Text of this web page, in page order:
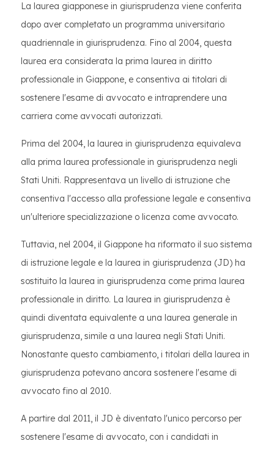
La laurea giapponese in giurisprudenza viene conferita
dopo aver completato un programma universitario
quadriennale in giurisprudenza. Fino al 2004, questa
laurea era considerata la prima laurea in diritto
professionale in Giappone, e consentiva ai titolari di
sostenere l'esame di avvocato e intraprendere una
carriera come avvocati autorizzati.​
Prima del 2004, la laurea in giurisprudenza equivaleva
alla prima laurea professionale in giurisprudenza negli
Stati Uniti. Rappresentava un livello di istruzione che
consentiva l'accesso alla professione legale e consentiva
un'ulteriore specializzazione o licenza come avvocato.​
Tuttavia, nel 2004, il Giappone ha riformato il suo sistema
di istruzione legale e la laurea in giurisprudenza (JD) ha
sostituito la laurea in giurisprudenza come prima laurea
professionale in diritto. La laurea in giurisprudenza è
quindi diventata equivalente a una laurea generale in
giurisprudenza, simile a una laurea negli Stati Uniti.
Nonostante questo cambiamento, i titolari della laurea in
giurisprudenza potevano ancora sostenere l'esame di
avvocato fino al 2010.​
A partire dal 2011, il JD è diventato l'unico percorso per
sostenere l'esame di avvocato, con i candidati in